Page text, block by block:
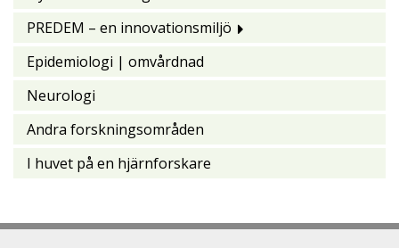
PREDEM – en innovationsmiljö
Epidemiologi | omvårdnad
Neurologi
Andra forskningsområden
I huvet på en hjärnforskare